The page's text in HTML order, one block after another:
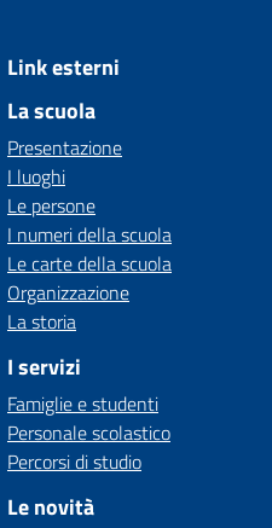
Link esterni
La scuola
Presentazione
I luoghi
Le persone
I numeri della scuola
Le carte della scuola
Organizzazione
La storia
I servizi
Famiglie e studenti
Personale scolastico
Percorsi di studio
Le novità